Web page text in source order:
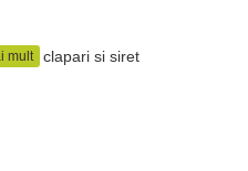
tip clapari si siret